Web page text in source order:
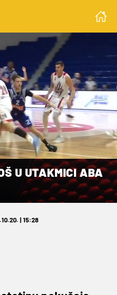
U UTAKMICI ABA
| 15:28